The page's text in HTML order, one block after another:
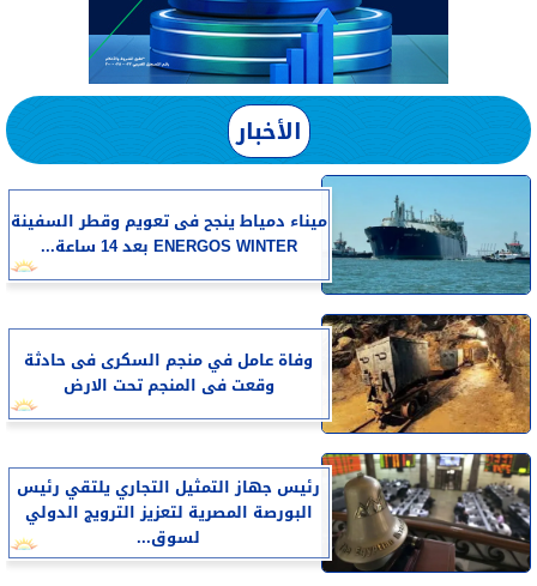
الأخبار
​ميناء دمياط ينجح فى تعويم وقطر السفينة
ENERGOS WINTER بعد 14 ساعة...
وفاة عامل في منجم السكرى فى حادثة
وقعت فى المنجم تحت الارض
رئيس جهاز التمثيل التجاري يلتقي رئيس
البورصة المصرية لتعزيز الترويج الدولي
لسوق...